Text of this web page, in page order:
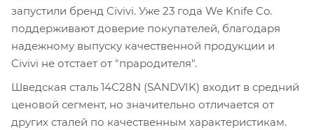
запустили бренд Civivi. Уже 23 года We Knife Co.
поддерживают доверие покупателей, благодаря
надежному выпуску качественной продукции и
Civivi не отстает от "прародителя".
Шведская сталь 14C28N (SANDVIK) входит в средний
ценовой сегмент, но значительно отличается от
других сталей по качественным характеристикам.